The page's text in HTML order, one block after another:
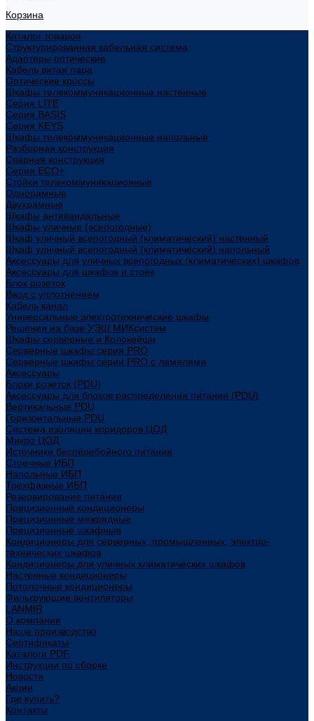
Корзина
Каталог товаров
Структурированная кабельная система
Адаптеры оптические
Кабель витая пара
Оптические кроссы
Шкафы телекоммуникационные настенные
Cерия LITE
Cерия BASIS
Cерия KEYS
Шкафы телекоммуникационные напольные
Разборная конструкция
Сварная конструкция
Серия ECO+
Стойки телекоммуникационные
Однорамные
Двухрамные
Шкафы антивандальные
Шкафы уличные (всепогодные)
Шкаф уличный всепогодный (климатический) настенный
Шкаф уличный всепогодный (климатический) напольный
Аксессуары для уличных всепогодных (климатических) шкафов
Аксессуары для шкафов и стоек
Блок розеток
Ввод с уплотнением
Кабель канал
Универсальные электротехнические шкафы
Решения на базе УЭШ МИКсистем
Шкафы серверные и Колокейшн
Серверные шкафы серия PRO
Серверные шкафы серии PRO с ламелями
Аксессуары
Блоки розеток (PDU)
Аксессуары для блоков распределения питания (PDU)
Вертикальные PDU
Горизонтальные PDU
Система изоляции коридоров ЦОД
Микро ЦОД
Источники бесперебойного питания
Стоечные ИБП
Напольные ИБП
Трёхфазные ИБП
Резервирование питания
Прецизионные кондиционеры
Прецизионные межрядные
Прецизионные шкафные
Кондиционеры для серверных, промышленных, электро-
технических шкафов
Кондиционеры для уличных климатических шкафов
Настенные кондиционеры
Потолочные кондиционеры
Фильтрующие вентиляторы
LANMIR
О компании
Наше производство
Сертификаты
Каталоги PDF
Инструкции по сборке
Новости
Акции
Где купить?
Контакты